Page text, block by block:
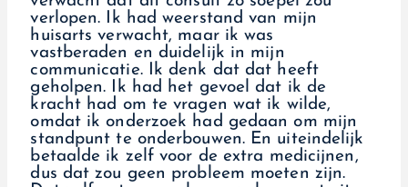
verlopen. Ik had weerstand van mijn
huisarts verwacht, maar ik was
vastberaden en duidelijk in mijn
communicatie. Ik denk dat dat heeft
geholpen. Ik had het gevoel dat ik de
kracht had om te vragen wat ik wilde,
omdat ik onderzoek had gedaan om mijn
standpunt te onderbouwen. En uiteindelijk
betaalde ik zelf voor de extra medicijnen,
dus dat zou geen probleem moeten zijn.